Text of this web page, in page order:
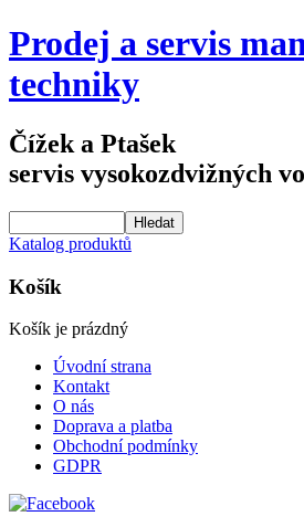
Prodej a servis
techniky
Čížek a Ptašek
servis vysokozdvižných
Katalog produktů
Košík
Košík je prázdný
Úvodní strana
Kontakt
O nás
Doprava a platba
Obchodní podmínky
GDPR